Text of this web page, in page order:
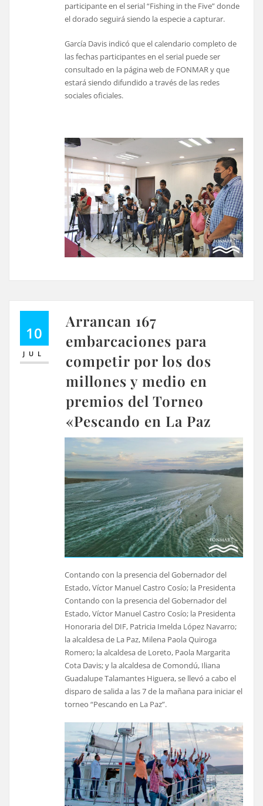
participante en el serial “Fishing in the Five” donde
el dorado seguirá siendo la especie a capturar.
García Davis indicó que el calendario completo de
las fechas participantes en el serial puede ser
consultado en la página web de FONMAR y que
estará siendo difundido a través de las redes
sociales oficiales.
10
JUL
Arrancan 167
embarcaciones para
competir por los dos
millones y medio en
premios del Torneo
«Pescando en La Paz
Contando con la presencia del Gobernador del
Estado, Víctor Manuel Castro Cosío; la Presidenta
Contando con la presencia del Gobernador del
Estado, Víctor Manuel Castro Cosío; la Presidenta
Honoraria del DIF, Patricia Imelda López Navarro;
la alcaldesa de La Paz, Milena Paola Quiroga
Romero; la alcaldesa de Loreto, Paola Margarita
Cota Davis; y la alcaldesa de Comondú, Iliana
Guadalupe Talamantes Higuera, se llevó a cabo el
disparo de salida a las 7 de la mañana para iniciar el
torneo “Pescando en La Paz”.